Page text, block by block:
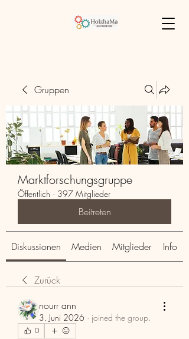
Gruppen
Marktforschungsgruppe
Öffentlich · 397 Mitglieder
Beitreten
Diskussionen Medien Mitglieder Info
Zurück
nourr ann
3. Juni 2026 · joined the group.
0